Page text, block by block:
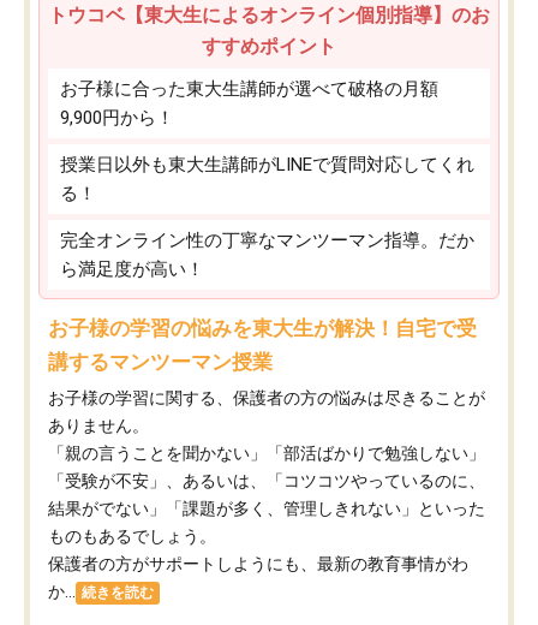
トウコベ【東大生によるオンライン個別指導】のお
すすめポイント
お子様に合った東大生講師が選べて破格の月額
9,900円から！
授業日以外も東大生講師がLINEで質問対応してくれ
る！
完全オンライン性の丁寧なマンツーマン指導。だか
ら満足度が高い！
お子様の学習の悩みを東大生が解決！自宅で受
講するマンツーマン授業
お子様の学習に関する、保護者の方の悩みは尽きることが
ありません。
「親の言うことを聞かない」「部活ばかりで勉強しない」
「受験が不安」、あるいは、「コツコツやっているのに、
結果がでない」「課題が多く、管理しきれない」といった
ものもあるでしょう。
保護者の方がサポートしようにも、最新の教育事情がわ
か...
続きを読む